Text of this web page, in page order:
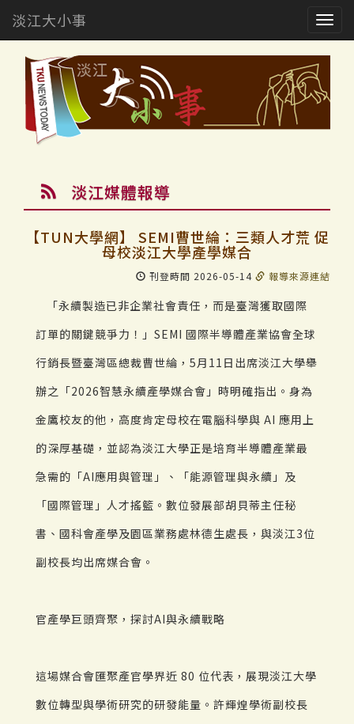
淡江大小事
淡江媒體報導
【TUN大學網】 SEMI曹世綸：三類人才荒 促
母校淡江大學產學媒合
刊登時間 2026-05-14 報導來源連結
「永續製造已非企業社會責任，而是臺灣獲取國際
訂單的關鍵競爭力！」SEMI 國際半導體產業協會全球
行銷長暨臺灣區總裁曹世綸，5月11日出席淡江大學舉
辦之「2026智慧永續產學媒合會」時明確指出。身為
金鷹校友的他，高度肯定母校在電腦科學與 AI 應用上
的深厚基礎，並認為淡江大學正是培育半導體產業最
急需的「AI應用與管理」、「能源管理與永續」及
「國際管理」人才搖籃。數位發展部胡貝蒂主任秘
書、國科會產學及園區業務處林德生處長，與淡江3位
副校長均出席媒合會。
官產學巨頭齊聚，探討AI與永續戰略
這場媒合會匯聚產官學界近 80 位代表，展現淡江大學
數位轉型與學術研究的研發能量。許輝煌學術副校長